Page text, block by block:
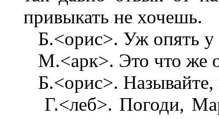
привыкать не хочешь.
Б.<орис>. Уж опять у
М.<арк>. Это что же
Б.<орис>. Называйте,
Г.<леб>. Погоди,